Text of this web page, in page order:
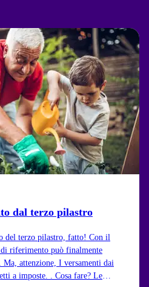
dal terzo pilastro
del terzo pilastro, fatto! Con il
riferimento può finalmente
Ma, attenzione, I versamenti dai
a imposte. . Cosa fare? Le